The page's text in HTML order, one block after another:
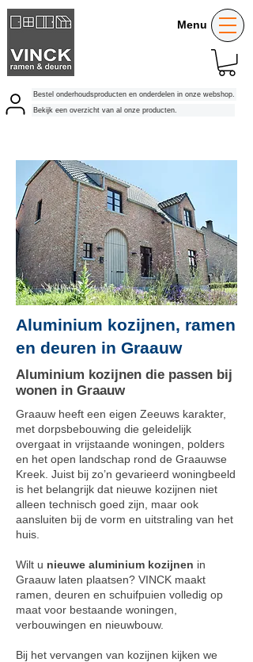
Bekijk een overzicht van al onze producten.
Bestel onderhoudsproducten en onderdelen in onze webshop.
Menu
Aluminium kozijnen, ramen
en deuren in Graauw
Aluminium kozijnen die passen bij
wonen in Graauw
Graauw heeft een eigen Zeeuws karakter,
met dorpsbebouwing die geleidelijk
overgaat in vrijstaande woningen, polders
en het open landschap rond de Graauwse
Kreek. Juist bij zo’n gevarieerd woningbeeld
is het belangrijk dat nieuwe kozijnen niet
alleen technisch goed zijn, maar ook
aansluiten bij de vorm en uitstraling van het
huis.
Wilt u nieuwe aluminium kozijnen in
Graauw laten plaatsen? VINCK maakt
ramen, deuren en schuifpuien volledig op
maat voor bestaande woningen,
verbouwingen en nieuwbouw.
Bij het vervangen van kozijnen kijken we